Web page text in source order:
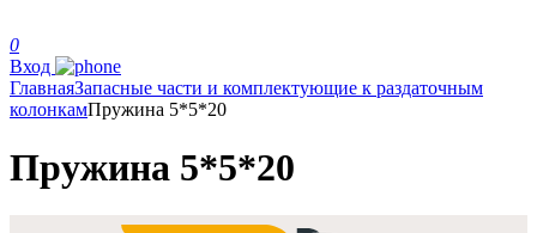
0
Вход
ГлавнаяЗапасные части и комплектующие к раздаточным
колонкамПружина 5*5*20
Пружина 5*5*20